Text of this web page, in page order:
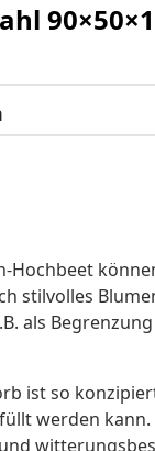
Hochbeet
stilvolles
als
ist so
werden